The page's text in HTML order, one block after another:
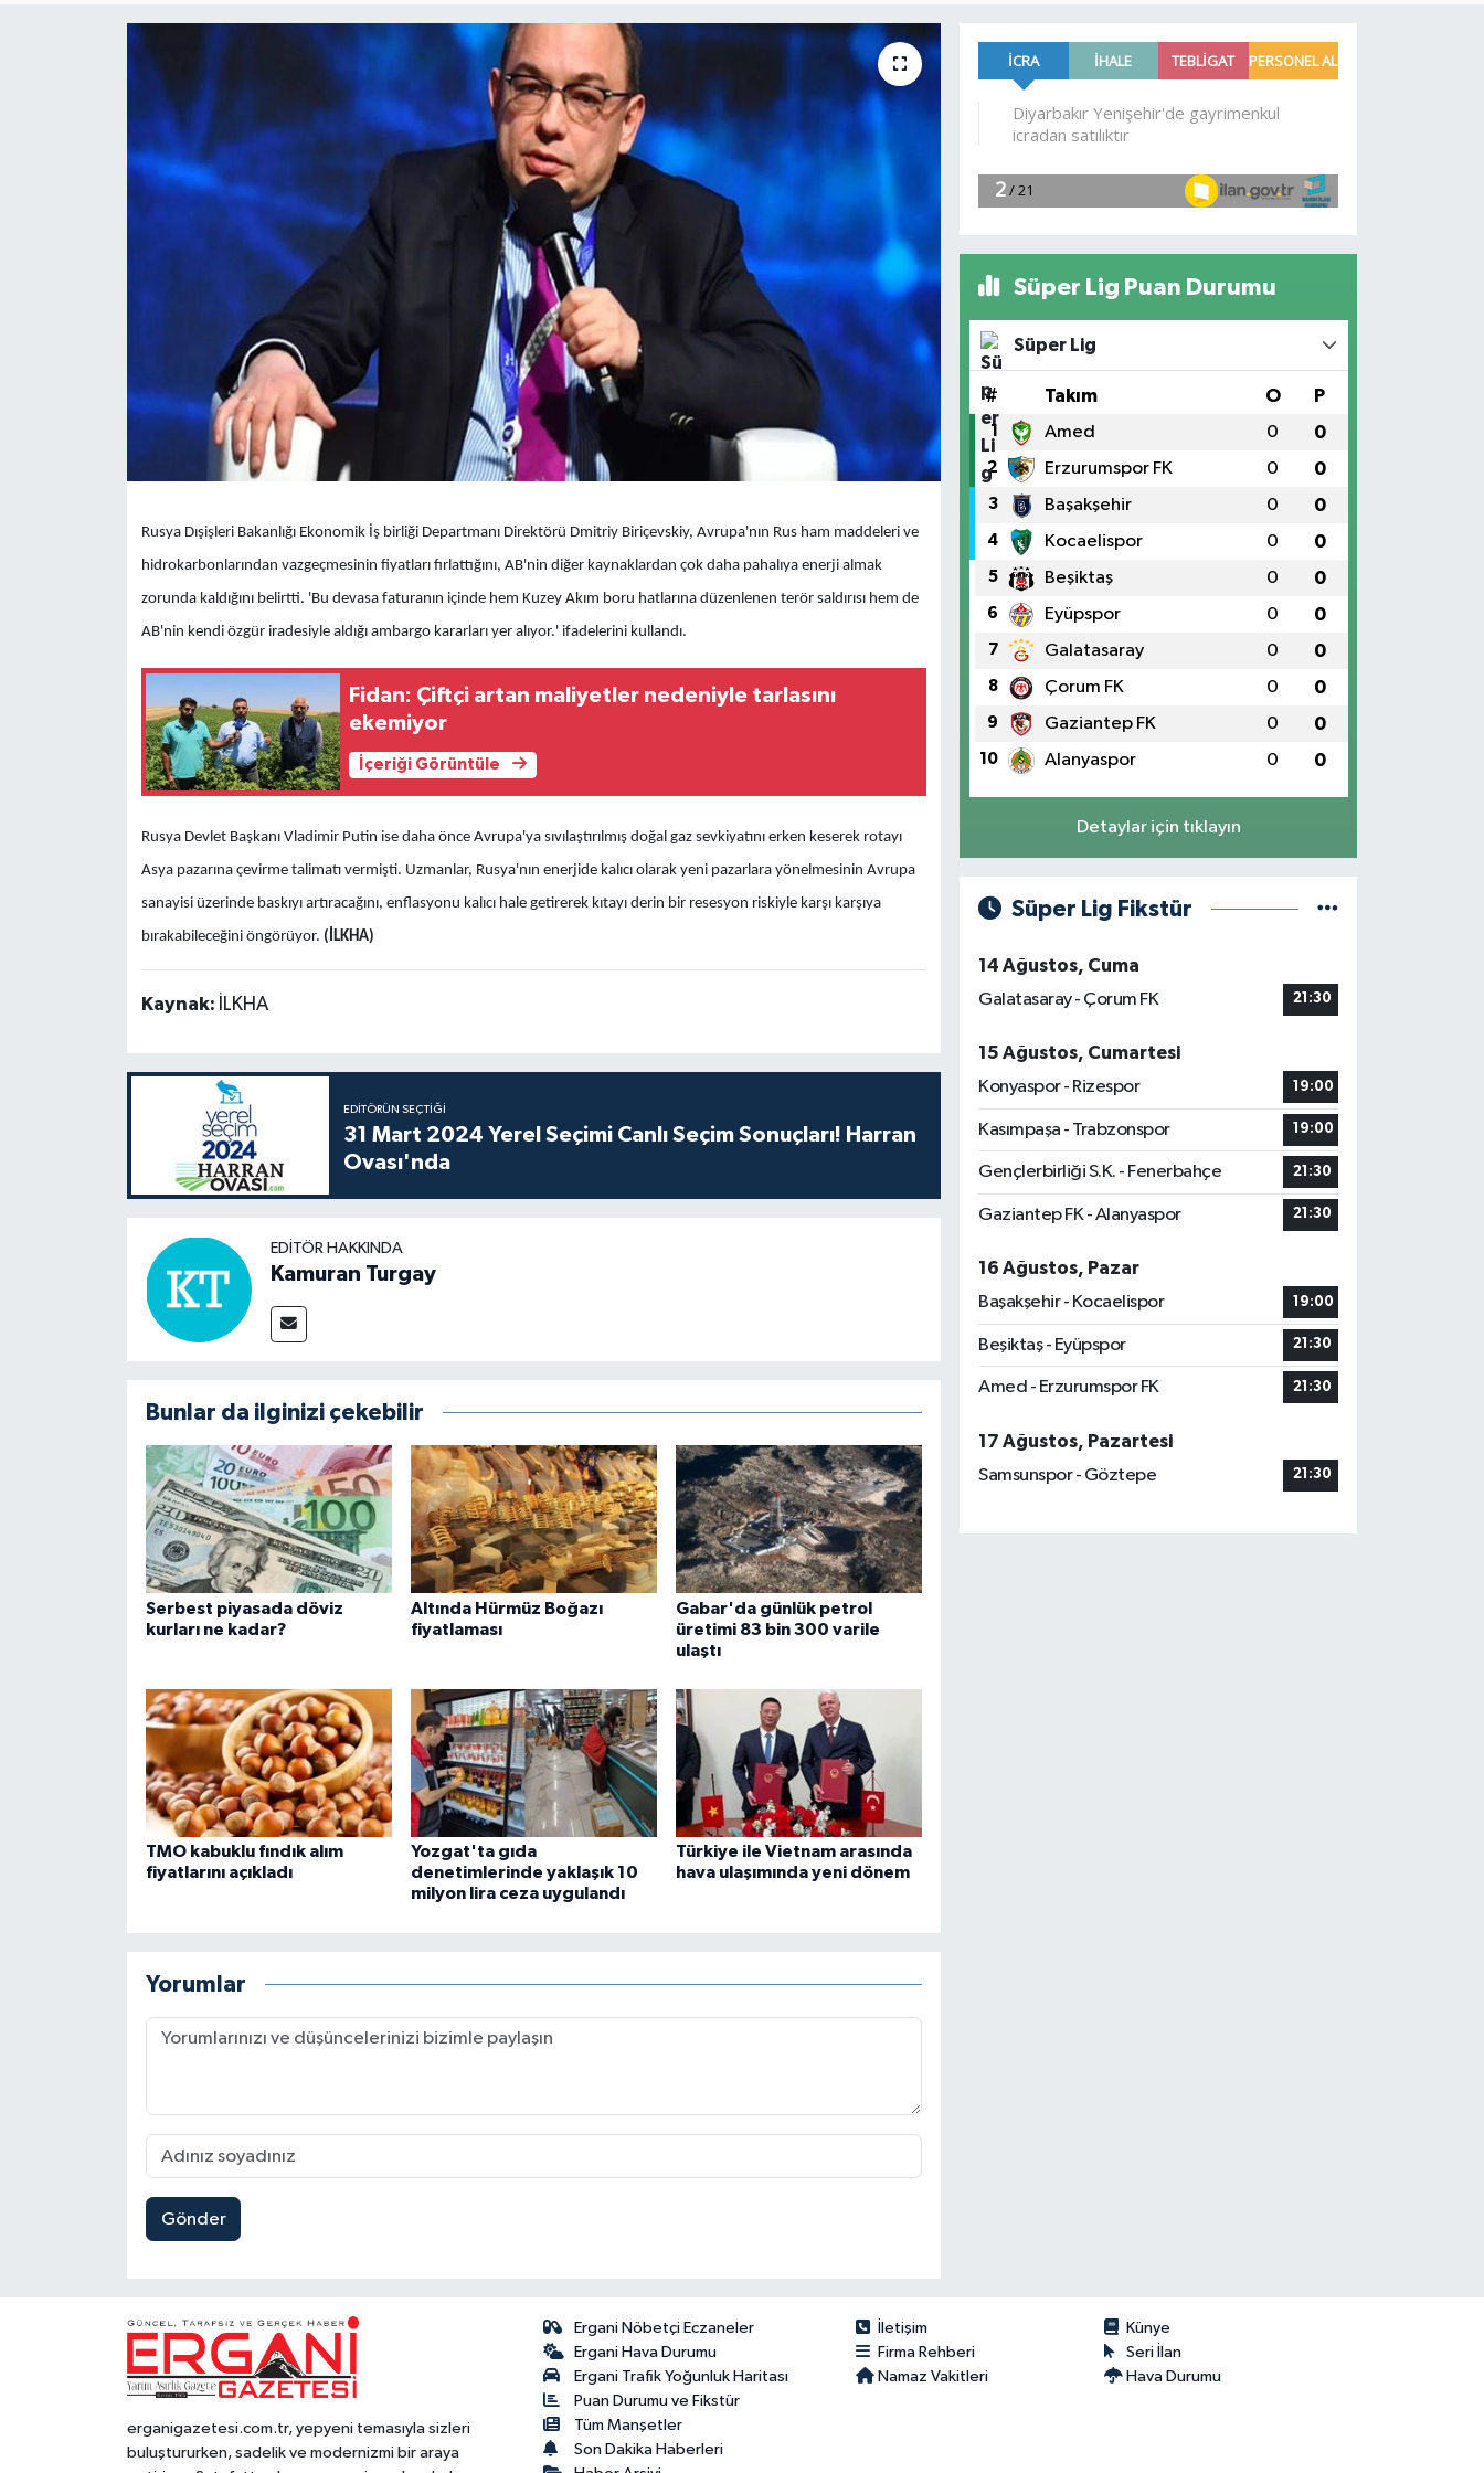
Rusya Dışişleri Bakanlığı Ekonomik İş birliği Departmanı Direktörü Dmitriy Biriçevskiy, Avrupa'nın Rus ham maddeleri ve
hidrokarbonlarından vazgeçmesinin fiyatları fırlattığını, AB'nin diğer kaynaklardan çok daha pahalıya enerji almak
zorunda kaldığını belirtti. 'Bu devasa faturanın içinde hem Kuzey Akım boru hatlarına düzenlenen terör saldırısı hem de
AB'nin kendi özgür iradesiyle aldığı ambargo kararları yer alıyor.' ifadelerini kullandı.
Fidan: Çiftçi artan maliyetler nedeniyle tarlasını
ekemiyor
İçeriği Görüntüle
Rusya Devlet Başkanı Vladimir Putin ise daha önce Avrupa'ya sıvılaştırılmış doğal gaz sevkiyatını erken keserek rotayı
Asya pazarına çevirme talimatı vermişti. Uzmanlar, Rusya'nın enerjide kalıcı olarak yeni pazarlara yönelmesinin Avrupa
sanayisi üzerinde baskıyı artıracağını, enflasyonu kalıcı hale getirerek kıtayı derin bir resesyon riskiyle karşı karşıya
bırakabileceğini öngörüyor. (İLKHA)
Kaynak: İLKHA
EDITÖRÜN SEÇTIĞI
31 Mart 2024 Yerel Seçimi Canlı Seçim Sonuçları! Harran
Ovası'nda
EDITÖR HAKKINDA
Kamuran Turgay
Bunlar da ilginizi çekebilir
Serbest piyasada döviz
kurları ne kadar?
Altında Hürmüz Boğazı
fiyatlaması
Gabar'da günlük petrol
üretimi 83 bin 300 varile
ulaştı
TMO kabuklu fındık alım
fiyatlarını açıkladı
Yozgat'ta gıda
denetimlerinde yaklaşık 10
milyon lira ceza uygulandı
Türkiye ile Vietnam arasında
hava ulaşımında yeni dönem
Yorumlar
Gönder
Süper Lig Puan Durumu
Süper Lig
# Takım O P
1 Amed 0 0
2 Erzurumspor FK 0 0
3 Başakşehir 0 0
4 Kocaelispor 0 0
5 Beşiktaş 0 0
6 Eyüpspor 0 0
7 Galatasaray 0 0
8 Çorum FK 0 0
9 Gaziantep FK 0 0
10 Alanyaspor 0 0
Detaylar için tıklayın
Süper Lig Fikstür
14 Ağustos, Cuma
Galatasaray - Çorum FK
21:30
15 Ağustos, Cumartesi
Konyaspor - Rizespor
19:00
Kasımpaşa - Trabzonspor 19:00
Gençlerbirliği S.K. - Fenerbahçe 21:30
Gaziantep FK - Alanyaspor 21:30
16 Ağustos, Pazar
Başakşehir - Kocaelispor
19:00
Beşiktaş - Eyüpspor 21:30
Amed - Erzurumspor FK 21:30
17 Ağustos, Pazartesi
Samsunspor - Göztepe
21:30
erganigazetesi.com.tr, yepyeni temasıyla sizleri
buluştururken, sadelik ve modernizmi bir araya
Ergani Nöbetçi Eczaneler
Ergani Hava Durumu
Ergani Trafik Yoğunluk Haritası
Puan Durumu ve Fikstür
Tüm Manşetler
Son Dakika Haberleri
İletişim
Künye
Firma Rehberi
Seri İlan
Namaz Vakitleri
Hava Durumu
Bi̇li̇m & Teknoloji̇